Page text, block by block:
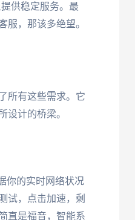
供稳定服务。最
服，那该多绝望。
所有这些需求。它
设计的桥梁。
你的实时网络状况
试，点击加速，剩
直是福音，智能系